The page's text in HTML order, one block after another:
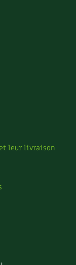
leur livraison